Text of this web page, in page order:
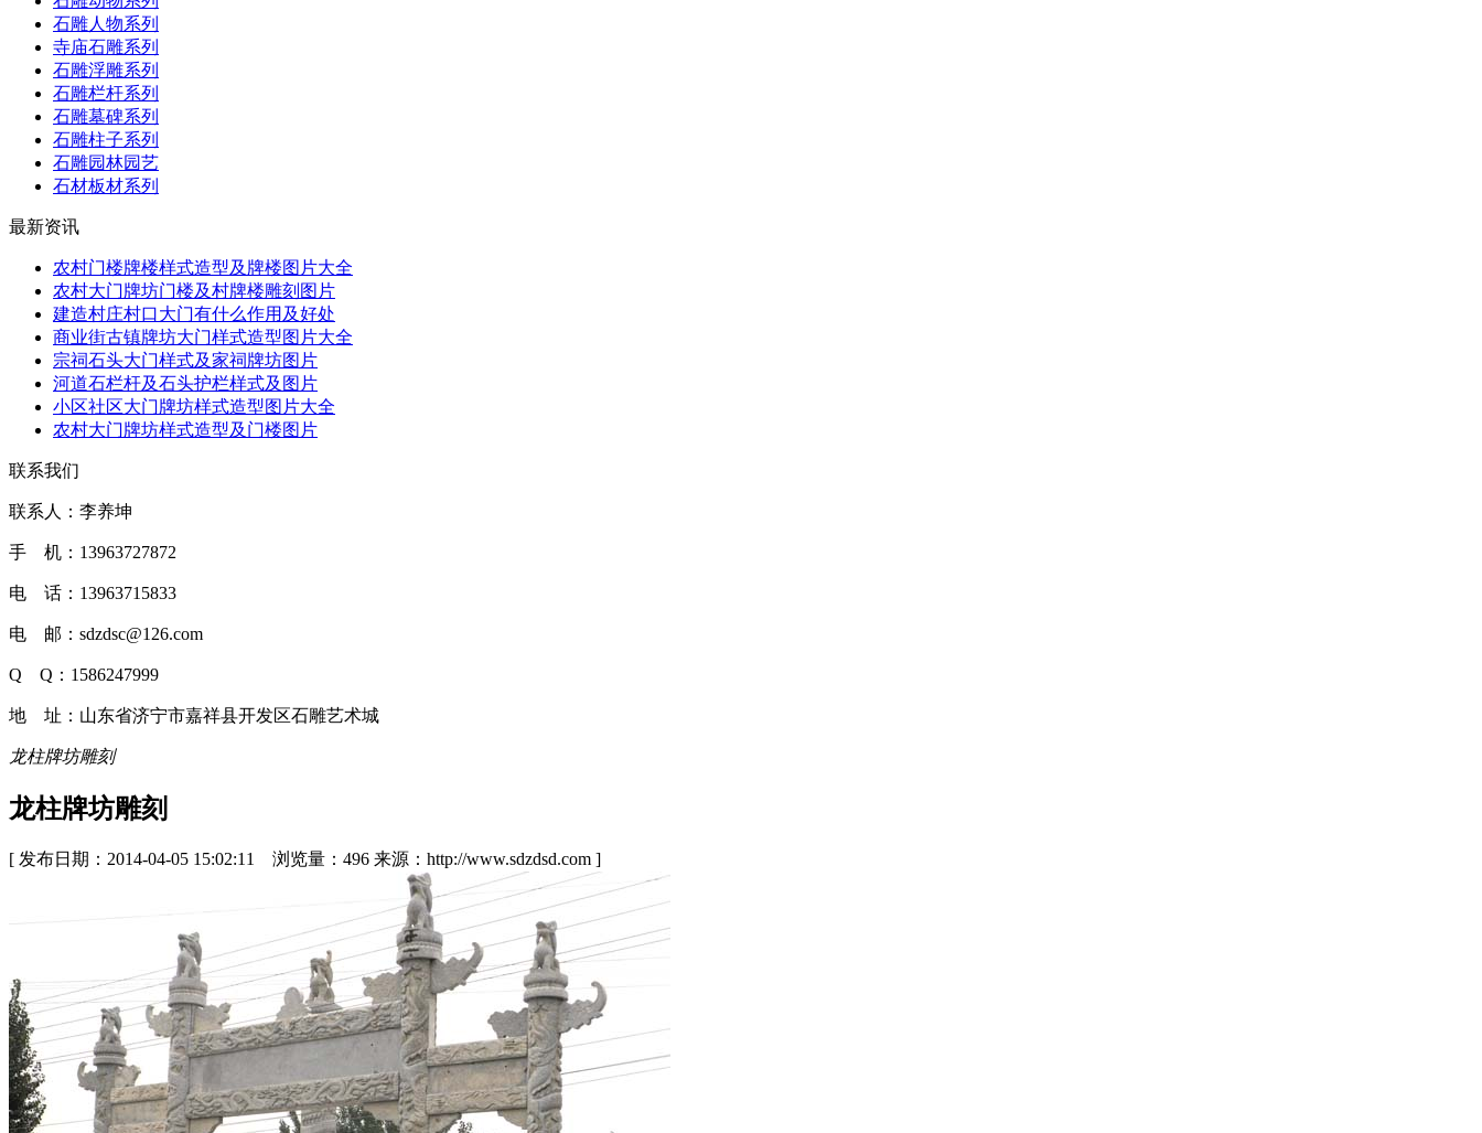
石雕人物系列
寺庙石雕系列
石雕浮雕系列
石雕栏杆系列
石雕墓碑系列
石雕柱子系列
石雕园林园艺
石材板材系列
最新资讯
农村门楼牌楼样式造型及牌楼图片大全
农村大门牌坊门楼及村牌楼雕刻图片
建造村庄村口大门有什么作用及好处
商业街古镇牌坊大门样式造型图片大全
宗祠石头大门样式及家祠牌坊图片
河道石栏杆及石头护栏样式及图片
小区社区大门牌坊样式造型图片大全
农村大门牌坊样式造型及门楼图片
联系我们
联系人：李养坤
手 机：13963727872
电 话：13963715833
电 邮：sdzdsc@126.com
Q Q：1586247999
地 址：山东省济宁市嘉祥县开发区石雕艺术城
龙柱牌坊雕刻
龙柱牌坊雕刻
[ 发布日期：2014-04-05 15:02:11 浏览量：496 来源：http://www.sdzdsd.com ]